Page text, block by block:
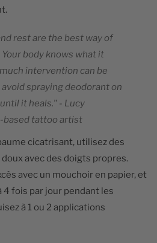
rest are the best way of
body knows what it
intervention can be
spraying deodorant on
it heals." - Lucy
based tattoo artist
cicatrisant, utilisez des
avec des doigts propres.
avec un mouchoir en papier, et
fois par jour pendant les
à 1 ou 2 applications